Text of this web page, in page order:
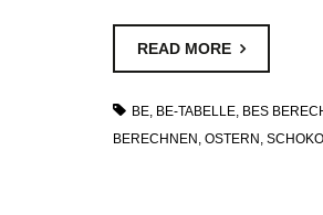
READ MORE
BE, BE-TABELLE, BES
BERECHNEN , OSTERN ,